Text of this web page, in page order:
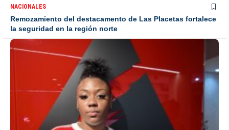
NACIONALES
Remozamiento del destacamento de Las Placetas fortalece
la seguridad en la región norte